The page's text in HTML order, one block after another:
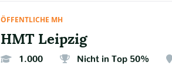
ÖFFENTLICHE MH
HMT Leipzig
1.000 Nicht in Top 50%